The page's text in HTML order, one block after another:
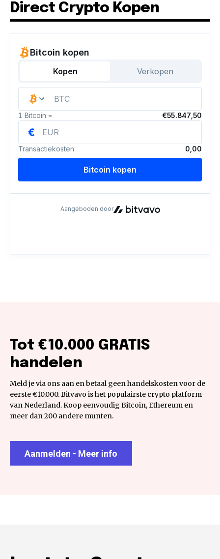
Direct Crypto Kopen
Tot €10.000 GRATIS
handelen
Meld je via ons aan en betaal geen handelskosten voor de
eerste €10.000. Bitvavo is het populairste crypto platform
van Nederland. Koop eenvoudig Bitcoin, Ethereum en
meer dan 200 andere munten.
Aanmelden - Meer info